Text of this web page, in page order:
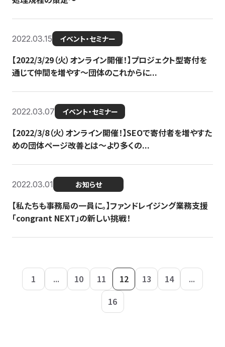
2022.03.15 イベント・セミナー
【2022/3/29（火）オンライン開催！】プロジェクト型寄付を
通じて仲間を増やす～団体のこれからに...
2022.03.07 イベント・セミナー
【2022/3/8（火）オンライン開催！】SEOで寄付者を増やすた
めの団体ページ改善とは～より多くの...
2022.03.01 お知らせ
【私たちも事務局の一員に。】ファンドレイジング業務支援
「congrant NEXT」の新しい挑戦！
1 ... 10 11 12 13 14
...
16